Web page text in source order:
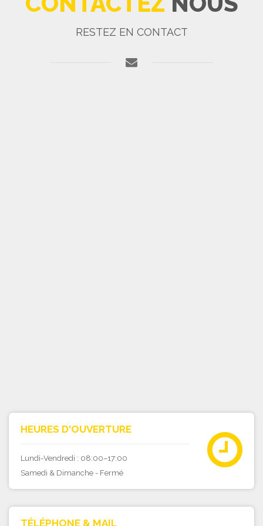
RESTEZ EN CONTACT
HEURES D'OUVERTURE
Lundi-Vendredi : 08:00–17:00
Samedi & Dimanche - Fermé
TÉLÉPHONE & MAIL